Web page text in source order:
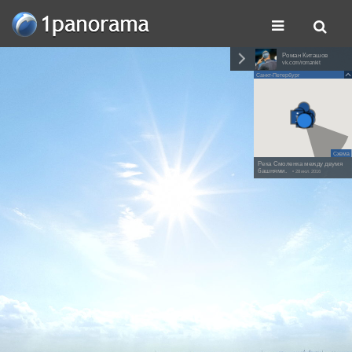
Роман Киташов
vk.com/romankit
Санкт-Петербург
Схема
Река Смоленка между двумя
башнями.
• 28 июл. 2016